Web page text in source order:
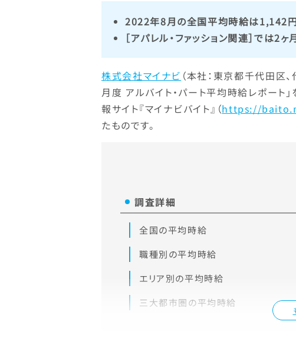
2022年8月の全国平均時給は1,142円
［アパレル・ファッション関連］では2
株式会社マイナビ （本社：東京都千代田区
月度 アルバイト・パート平均時給レポート
報サイト『マイナビバイト』（https://
たものです。
調査詳細
全国の平均時給
職種別の平均時給
エリア別の平均時給
三大都市圏の平均時給